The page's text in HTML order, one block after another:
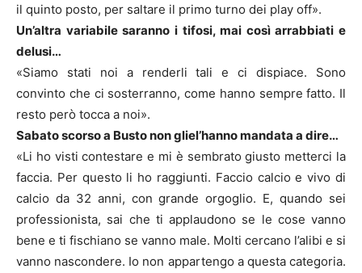
il quinto posto, per saltare il primo turno dei play off».
Un’altra variabile saranno i tifosi, mai così arrabbiati e
delusi…
«Siamo stati noi a renderli tali e ci dispiace. Sono
convinto che ci sosterranno, come hanno sempre fatto. Il
resto però tocca a noi».
Sabato scorso a Busto non gliel’hanno mandata a dire…
«Li ho visti contestare e mi è sembrato giusto metterci la
faccia. Per questo li ho raggiunti. Faccio calcio e vivo di
calcio da 32 anni, con grande orgoglio. E, quando sei
professionista, sai che ti applaudono se le cose vanno
bene e ti fischiano se vanno male. Molti cercano l’alibi e si
vanno nascondere. Io non appartengo a questa categoria.